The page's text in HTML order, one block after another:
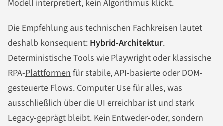
Modell interpretiert, kein Algorithmus klickt.
Die Empfehlung aus technischen Fachkreisen lautet
deshalb konsequent: Hybrid-Architektur.
Deterministische Tools wie Playwright oder klassische
RPA-Plattformenfür stabile, API-basierte oder DOM-
gesteuerte Flows. Computer Use für alles, was
ausschließlich über die UI erreichbar ist und stark
Legacy-geprägt bleibt. Kein Entweder-oder, sondern